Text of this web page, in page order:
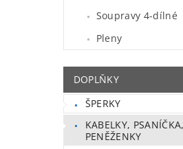
Soupravy 4-dílné
Pleny
DOPLŇKY
ŠPERKY
KABELKY, PSANÍČKA,
PENĚŽENKY